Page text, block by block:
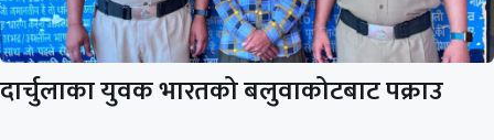
दार्चुलाका युवक भारतको बलुवाकोटबाट पक्राउ